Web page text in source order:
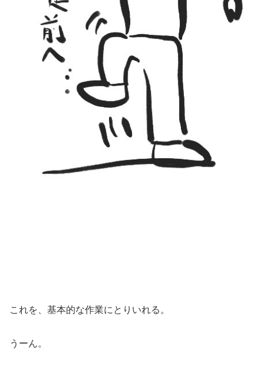
これを、基本的な作業にとりいれる。
うーん。